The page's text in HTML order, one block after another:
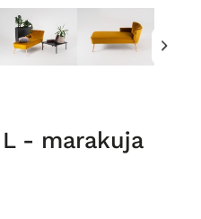
L - marakuja